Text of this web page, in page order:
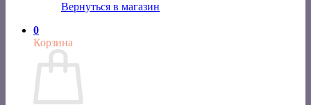
Вернуться в магазин
0
Корзина